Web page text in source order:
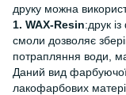
друку можна
1. WAX-Resin:друк
смоли дозволяє
потрапляння води,
Даний вид фарбуючої
лакофарбових